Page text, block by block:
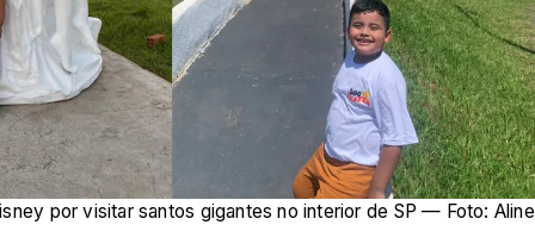
por visitar santos gigantes no interior de SP — Foto: Aline